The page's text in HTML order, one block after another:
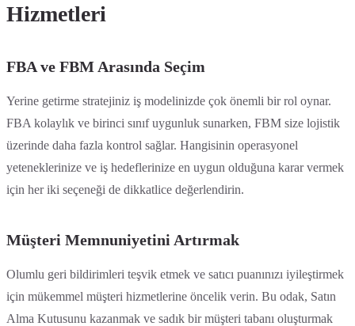
Hizmetleri
FBA ve FBM Arasında Seçim
Yerine getirme stratejiniz iş modelinizde çok önemli bir rol oynar.
FBA kolaylık ve birinci sınıf uygunluk sunarken, FBM size lojistik
üzerinde daha fazla kontrol sağlar. Hangisinin operasyonel
yeteneklerinize ve iş hedeflerinize en uygun olduğuna karar vermek
için her iki seçeneği de dikkatlice değerlendirin.
Müşteri Memnuniyetini Artırmak
Olumlu geri bildirimleri teşvik etmek ve satıcı puanınızı iyileştirmek
için mükemmel müşteri hizmetlerine öncelik verin. Bu odak, Satın
Alma Kutusunu kazanmak ve sadık bir müşteri tabanı oluşturmak